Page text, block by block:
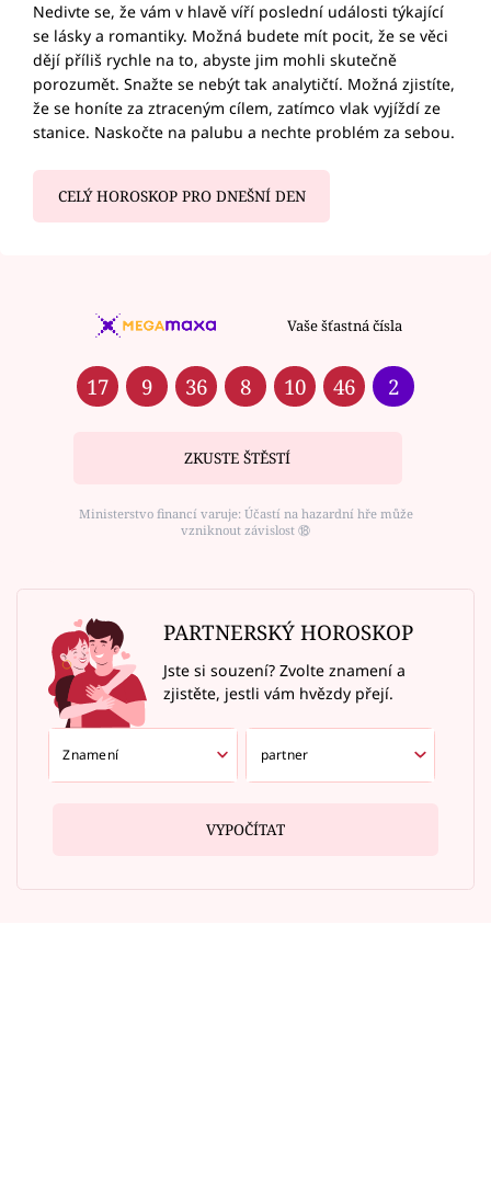
Nedivte se, že vám v hlavě víří poslední události týkající
se lásky a romantiky. Možná budete mít pocit, že se věci
dějí příliš rychle na to, abyste jim mohli skutečně
porozumět. Snažte se nebýt tak analytičtí. Možná zjistíte,
že se honíte za ztraceným cílem, zatímco vlak vyjíždí ze
stanice. Naskočte na palubu a nechte problém za sebou.
CELÝ HOROSKOP PRO DNEŠNÍ DEN
Vaše šťastná čísla
17 9 36 8 10 46 2
ZKUSTE ŠTĚSTÍ
Ministerstvo financí varuje: Účastí na hazardní hře může
vzniknout závislost ⑱
PARTNERSKÝ HOROSKOP
Jste si souzení? Zvolte znamení a
zjistěte, jestli vám hvězdy přejí.
VYPOČÍTAT